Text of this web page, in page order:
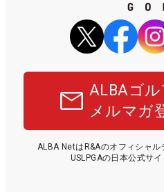
ALBAゴ
メルマガ
ALBA NetはR&Aのオフィシャ
USLPGAの日本公式サ